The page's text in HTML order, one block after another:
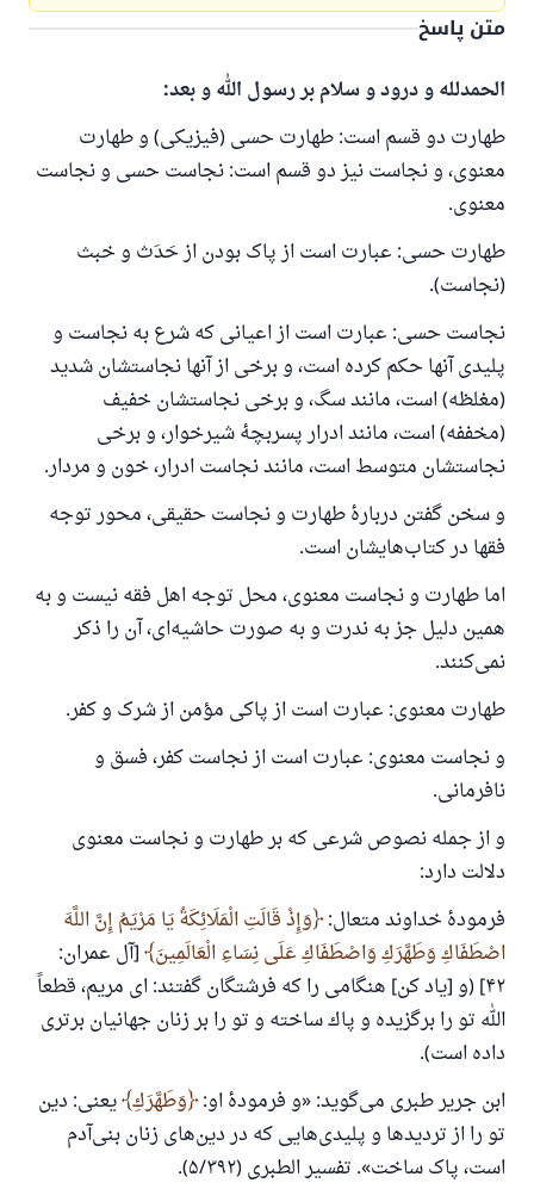
متن پاسخ
الحمدلله و درود و سلام بر رسول الله و بعد:
طهارت دو قسم است: طهارت حسی (فیزیکی) و طهارت
معنوی، و نجاست نیز دو قسم است: نجاست حسی و نجاست
معنوی.
طهارت حسی: عبارت است از پاک بودن از حَدَث و خبث
(نجاست).
نجاست حسی: عبارت است از اعیانی که شرع به نجاست و
پلیدی آنها حکم کرده است، و برخی از آنها نجاستشان شدید
(مغلظه) است، مانند سگ، و برخی نجاستشان خفیف
(مخففه) است، مانند ادرار پسربچهٔ شیرخوار، و برخی
نجاستشان متوسط است، مانند نجاست ادرار، خون و مردار.
و سخن گفتن دربارهٔ طهارت و نجاست حقیقی، محور توجه
فقها در کتاب‌هایشان است.
اما طهارت و نجاست معنوی، محل توجه اهل فقه نیست و به
همین دلیل جز به ندرت و به صورت حاشیه‌ای، آن را ذکر
نمی‌کنند.
طهارت معنوی: عبارت است از پاکی مؤمن از شرک و کفر.
و نجاست معنوی: عبارت است از نجاست کفر، فسق و
نافرمانی.
و از جمله نصوص شرعی که بر طهارت و نجاست معنوی
دلالت دارد:
فرمودهٔ خداوند متعال: وَإِذْ قَالَتِ الْمَلَائِكَةُ يَا مَرْيَمُ إِنَّ اللَّهَ
اصْطَفَاكِ وَطَهَّرَكِ وَاصْطَفَاكِ عَلَى نِسَاءِ الْعَالَمِينَ [آل عمران:
۴۲] (و [یاد كن] هنگامى را كه فرشتگان گفتند: اى مریم، قطعاً
الله تو را برگزیده و پاك ساخته و تو را بر زنان جهانیان برتری
داده است).
ابن جریر طبری می‌گوید: «و فرمودهٔ او: وَطَهَّرَكِ یعنی: دین
تو را از تردیدها و پلیدی‌هایی که در دین‌های زنان بنی‌آدم
است، پاک ساخت». تفسیر الطبری (۵/۳۹۲).